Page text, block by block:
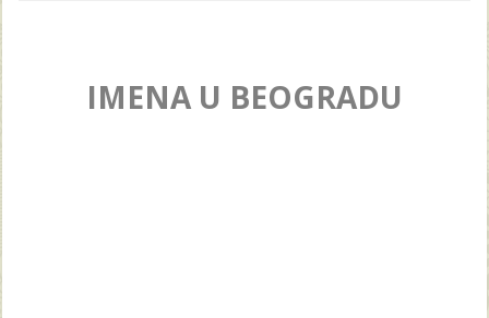
IMENA U BEOGRADU